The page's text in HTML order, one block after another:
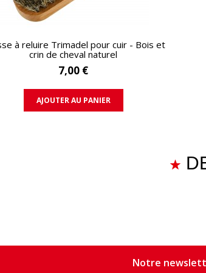
APERÇU RAPIDE
à reluire Trimadel pour cuir - Bois et
crin de cheval naturel
7,00 €
AJOUTER AU PANIER
Notre